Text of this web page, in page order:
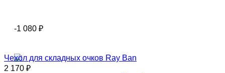
-1 080 ₽
Чехол для складных очков Ray Ban
2 170 ₽